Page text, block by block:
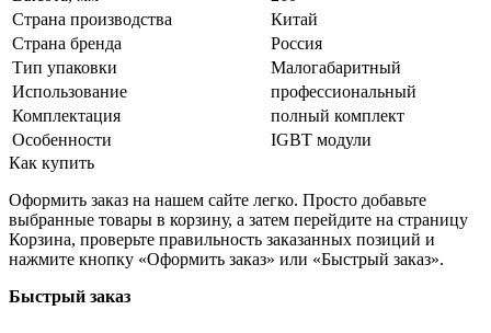
Страна производства
Китай
Страна бренда
Россия
Тип упаковки
Малогабаритный
Использование
профессиональный
Комплектация
полный комплект
Особенности
IGBT модули
Как купить
Оформить заказ на нашем сайте легко. Просто добавьте
выбранные товары в корзину, а затем перейдите на страницу
Корзина, проверьте правильность заказанных позиций и
нажмите кнопку «Оформить заказ» или «Быстрый заказ».
Быстрый заказ